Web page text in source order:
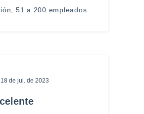
51 a 200 empleados
18 de jul. de 2023